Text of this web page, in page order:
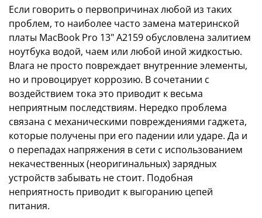
Если говорить о первопричинах любой из таких
проблем, то наиболее часто замена материнской
платы MacBook Pro 13" A2159 обусловлена залитием
ноутбука водой, чаем или любой иной жидкостью.
Влага не просто повреждает внутренние элементы,
но и провоцирует коррозию. В сочетании с
воздействием тока это приводит к весьма
неприятным последствиям. Нередко проблема
связана с механическими повреждениями гаджета,
которые получены при его падении или ударе. Да и
о перепадах напряжения в сети с использованием
некачественных (неоригинальных) зарядных
устройств забывать не стоит. Подобная
неприятность приводит к выгоранию цепей
питания.